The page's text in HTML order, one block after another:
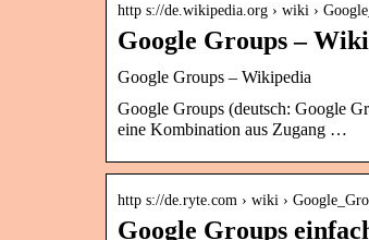
http s://de.wikipedia.org › wiki ›
Google Groups –
Google Groups – Wikipedia
Google Groups (deutsch: Google
eine Kombination aus Zugang …
http s://de.ryte.com › wiki ›
Google Groups